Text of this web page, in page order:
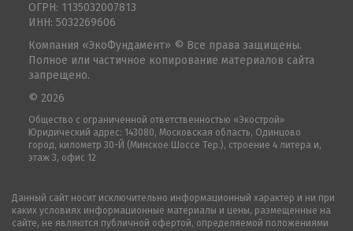
Общество с ограниченной ответственностью «Экострой»
Юридический адрес: 143080, Московская область, Одинцово
город, километр 30-Й (Минское Шоссе Тер.), строение 4 литера и,
этаж 3, офис 12
ОГРН: 1135032007813
ИНН: 5032269606
Компания «ЭкоФундамент» © Все права защищены.
Полное или частичное копирование материалов сайта
запрещено.
© 2026
Данный сайт носит исключительно информационный характер и ни при
каких условиях информационные материалы и цены, размещенные на
сайте, не являются публичной офертой, определяемой положениями